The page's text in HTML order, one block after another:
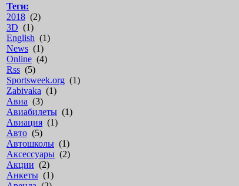
Теги:
2018 (2)
3D (1)
English (1)
News (1)
Online (4)
Rss (5)
Sportsweek.org (1)
Zabivaka (1)
Авиа (3)
Авиабилеты (1)
Авиация (1)
Авто (5)
Автошколы (1)
Аксессуары (2)
Акции (2)
Анкеты (1)